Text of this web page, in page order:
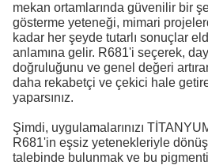
mekan ortamlarında güvenilir bir
gösterme yeteneği, mimari
kadar her şeyde tutarlı sonuçlar
anlamına gelir. R681'i seçerek,
doğruluğunu ve genel değeri
daha rekabetçi ve çekici hale
yaparsınız.
Şimdi, uygulamalarınızı
R681'in eşsiz yetenekleriyle
talebinde bulunmak ve bu